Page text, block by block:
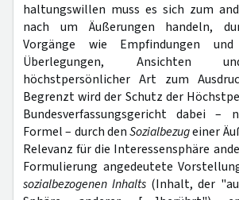
haltungswillen muss es sich zum
nach um Äußerungen handeln,
Vorgänge wie Empfindungen
Überlegungen, Ansichten
höchstpersönlicher Art zum
Begrenzt wird der Schutz der
Bundesverfassungsgericht dabei –
Formel – durch denSozialbezugeiner
Relevanz für die Interessensphäre
Formulierung angedeutete
sozialbezogenen Inhalts (Inhalt, der